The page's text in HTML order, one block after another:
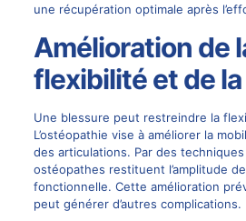
une récupération optimale après
Amélioration de
flexibilité et de
Une blessure peut restreindre la
L’ostéopathie vise à améliorer la
des articulations. Par des
ostéopathes restituent l’amplitude
fonctionnelle. Cette amélioration
peut générer d’autres complications.